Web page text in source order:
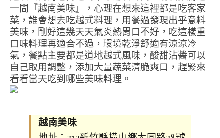
一間『越南美味』，心理在想來這裡都是吃客家
菜，誰會想去吃越式料理，用餐過發現出乎意料
美味，剛好這幾天天氣炎熱胃口不好，吃這樣重
口味料理再適合不過，環境乾淨舒適有涼涼冷
氣，餐點主要都是道地越式風味，酸甜沾醬可以
自己取用調整，添加大量蔬菜清脆爽口，趕緊來
看看當天吃到哪些美味料理。
越南美味